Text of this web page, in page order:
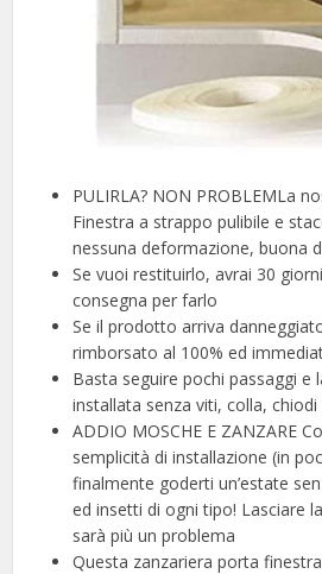
PULIRLA? NON PROBLEMLa
Finestra a strappo pulibile e
nessuna deformazione, buona
Se vuoi restituirlo, avrai 30
consegna per farlo
Se il prodotto arriva
rimborsato al 100% ed
Basta seguire pochi passaggi e
installata senza viti, colla, chiodi
ADDIO MOSCHE E ZANZARE
semplicità di installazione (in
finalmente goderti un’estate
ed insetti di ogni tipo! Lasciare
sarà più un problema
Questa zanzariera porta